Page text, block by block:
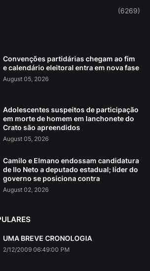
(6269)
Convenções partidárias chegam ao fim
e calendário eleitoral entra em nova fase
August 05, 2026
Adolescentes suspeitos de participação
em morte de homem em lanchonete do
Crato são apreendidos
August 05, 2026
Camilo e Elmano endossam candidatura
de Ilo Neto a deputado estadual; líder do
governo se posiciona contra
August 02, 2026
UMA BREVE CRONOLOGIA
2/12/2009 06:49:00 PM